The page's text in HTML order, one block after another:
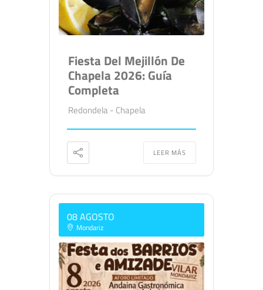
Fiesta Del Mejillón De
Chapela 2026: Guía
Completa
Redondela - Chapela
LEER MÁS
08 AGOSTO
Mondariz